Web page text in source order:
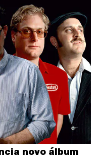
novo álbum